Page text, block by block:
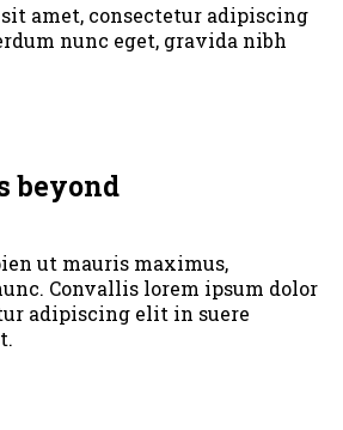
amet, consectetur adipiscing
nunc eget, gravida nibh
beyond
ut mauris maximus,
Convallis lorem ipsum dolor
adipiscing elit in suere